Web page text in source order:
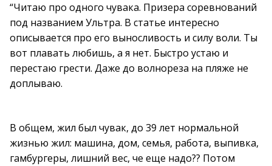
“Читаю про одного чувака. Призера соревнований
под названием Ультра. В статье интересно
описывается про его выносливость и силу воли. Ты
вот плавать любишь, а я нет. Быстро устаю и
перестаю грести. Даже до волнореза на пляже не
доплываю.
В общем, жил был чувак, до 39 лет нормальной
жизнью жил: машина, дом, семья, работа, выпивка,
гамбургеры, лишний вес, че еще надо?? Потом